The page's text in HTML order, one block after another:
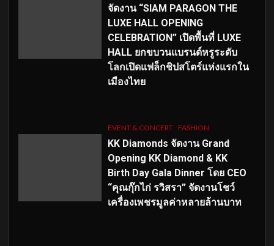
จัดงาน “SIAM PARAGON THE
LUXE HALL OPENING
CELEBRATION” เปิดพื้นที่ LUXE
HALL ยกขบวนแบรนด์หรูระดับ
โลกเปิดแฟล็กชิปสโตร์แห่งแรกใน
เมืองไทย
EVENT & CONCERT FASHION
KK Diamonds จัดงาน Grand
Opening KK Diamond & KK
Birth Day Gala Dinner โดย CEO
“คุณกุ๊กไก่ รวิสรา” จัดงานโชว์
เครื่องเพชรมูลค่าหลายล้านบาท